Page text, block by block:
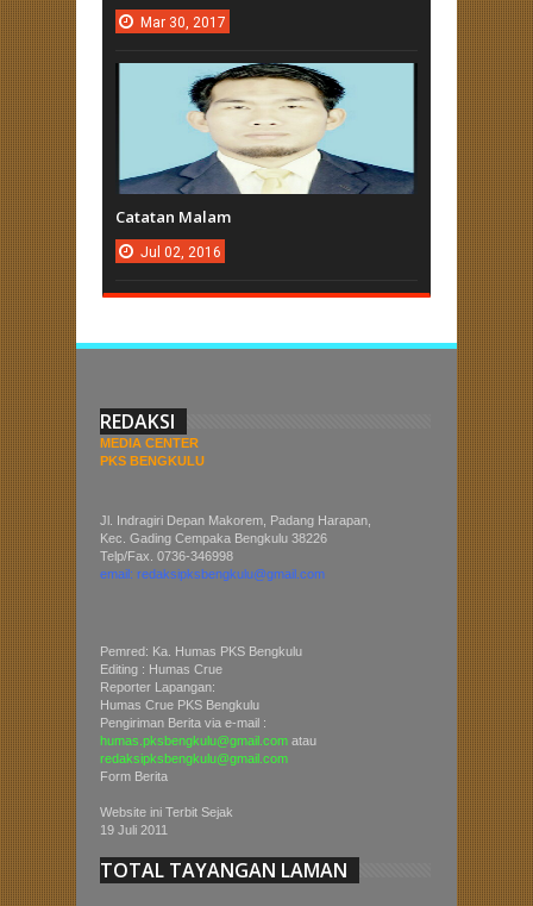
Mar 30, 2017
Catatan Malam
Jul 02, 2016
REDAKSI
MEDIA CENTER
PKS BENGKULU
Jl. Indragiri Depan Makorem, Padang Harapan,
Kec. Gading Cempaka Bengkulu 38226
Telp/Fax. 0736-346998
email: redaksipksbengkulu@gmail.com
Pemred: Ka. Humas PKS Bengkulu
Editing : Humas Crue
Reporter Lapangan:
Humas Crue PKS Bengkulu
Pengiriman Berita via e-mail :
humas.pksbengkulu@gmail.com atau
redaksipksbengkulu@gmail.com
Form Berita
Website ini Terbit Sejak
19 Juli 2011
TOTAL TAYANGAN LAMAN